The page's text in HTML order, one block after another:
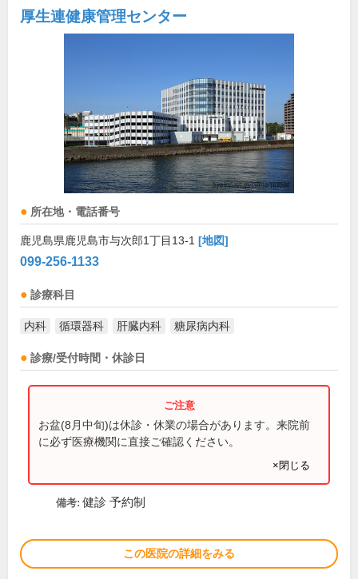
厚生連健康管理センター
所在地・電話番号
鹿児島県鹿児島市与次郎1丁目13-1 [地図]
099-256-1133
診療科目
内科 循環器科 肝臓内科 糖尿病内科
診療/受付時間・休診日
お盆(8月中旬)は休診・休業の場合があります。来院前
に必ず医療機関に直接ご確認ください。
×閉じる
備考: 健診 予約制
この医院の詳細をみる